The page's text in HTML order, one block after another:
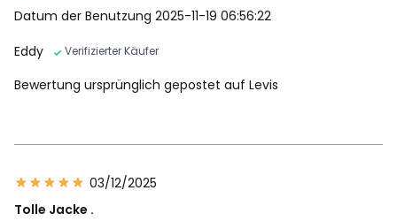
Datum der Benutzung 2025-11-19 06:56:22
Eddy
Verifizierter Käufer
Bewertung ursprünglich gepostet auf Levis
03/12/2025
Tolle Jacke .